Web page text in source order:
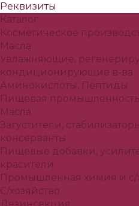
Реквизиты
Каталог
Косметическое
Масла
Увлажняющие,
кондиционирующие в-ва
Аминокислоты, Пептиды
Пищевая промышленность
Масла
Загустители,
консерванты
Пищевые добавки,
красители
Промышленная химия и с/
С/хозяйство